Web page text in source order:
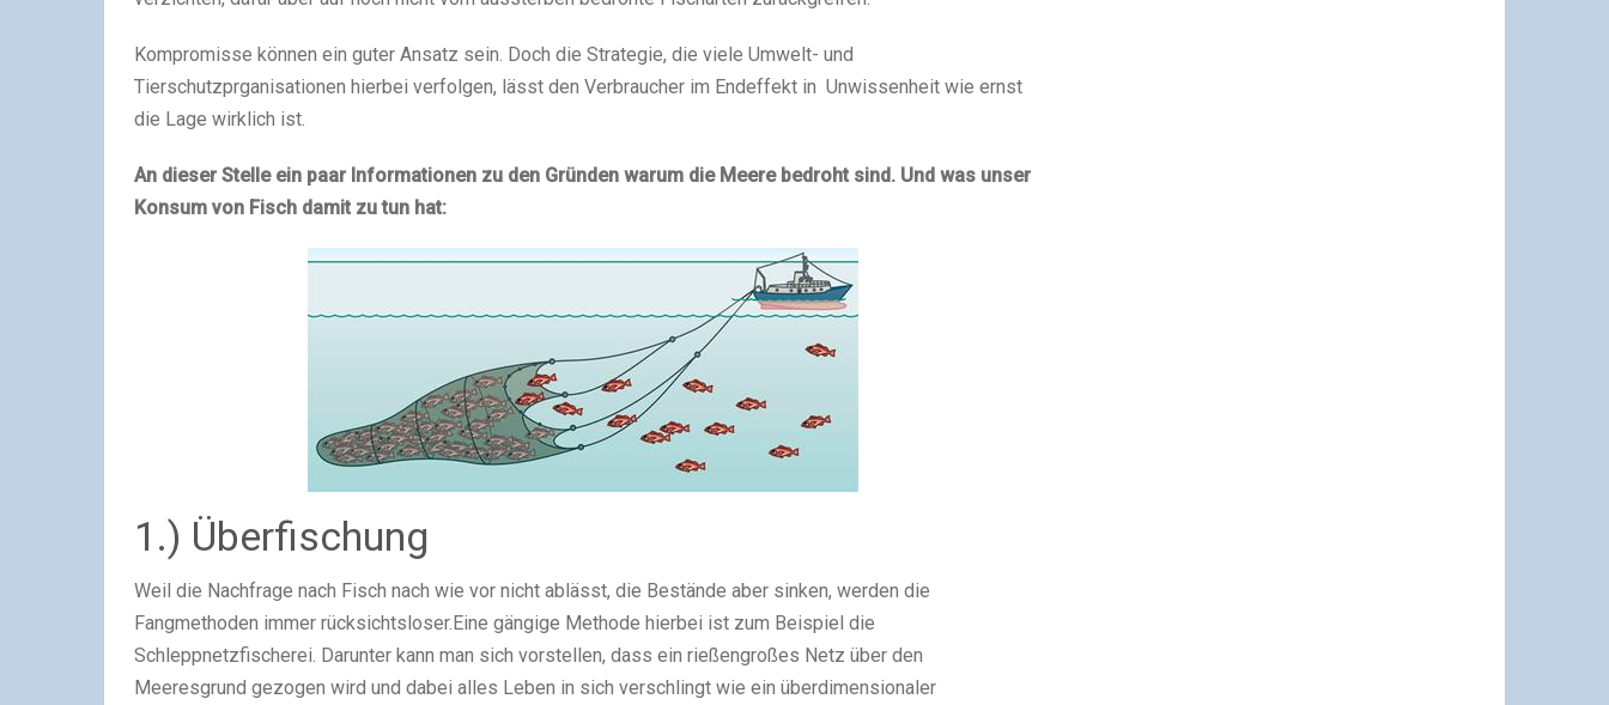
Kompromisse können ein guter Ansatz sein. Doch die Strategie, die viele Umwelt- und
Tierschutzprganisationen hierbei verfolgen, lässt den Verbraucher im Endeffekt in Unwissenheit wie ernst
die Lage wirklich ist.
An dieser Stelle ein paar Informationen zu den Gründen warum die Meere bedroht sind. Und was unser
Konsum von Fisch damit zu tun hat:
1.) Überfischung
Weil die Nachfrage nach Fisch nach wie vor nicht ablässt, die Bestände aber sinken, werden die
Fangmethoden immer rücksichtsloser.Eine gängige Methode hierbei ist zum Beispiel die
Schleppnetzfischerei. Darunter kann man sich vorstellen, dass ein rießengroßes Netz über den
Meeresgrund gezogen wird und dabei alles Leben in sich verschlingt wie ein überdimensionaler